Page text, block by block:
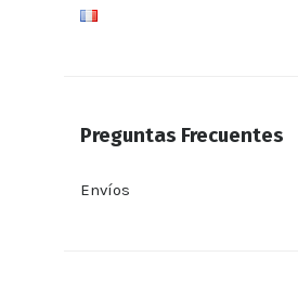
Preguntas Frecuentes
Envíos